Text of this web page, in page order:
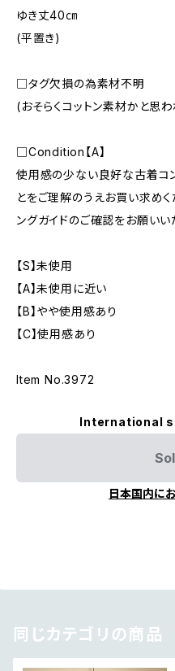
ゆき丈40㎝
(平置き)
□タグ欠損の為素材不明
(おそらくコットン素材かと思
□Condition【A】
使用感の少ない良好な古着コ
とをご理解のうえお買い求め
ングガイドのご確認をお願いい
【S】未使用
【A】未使用に近い
【B】やや使用感あり
【C】使用感あり
Item No.3972
International
日本国内に
同じカテゴリの商品